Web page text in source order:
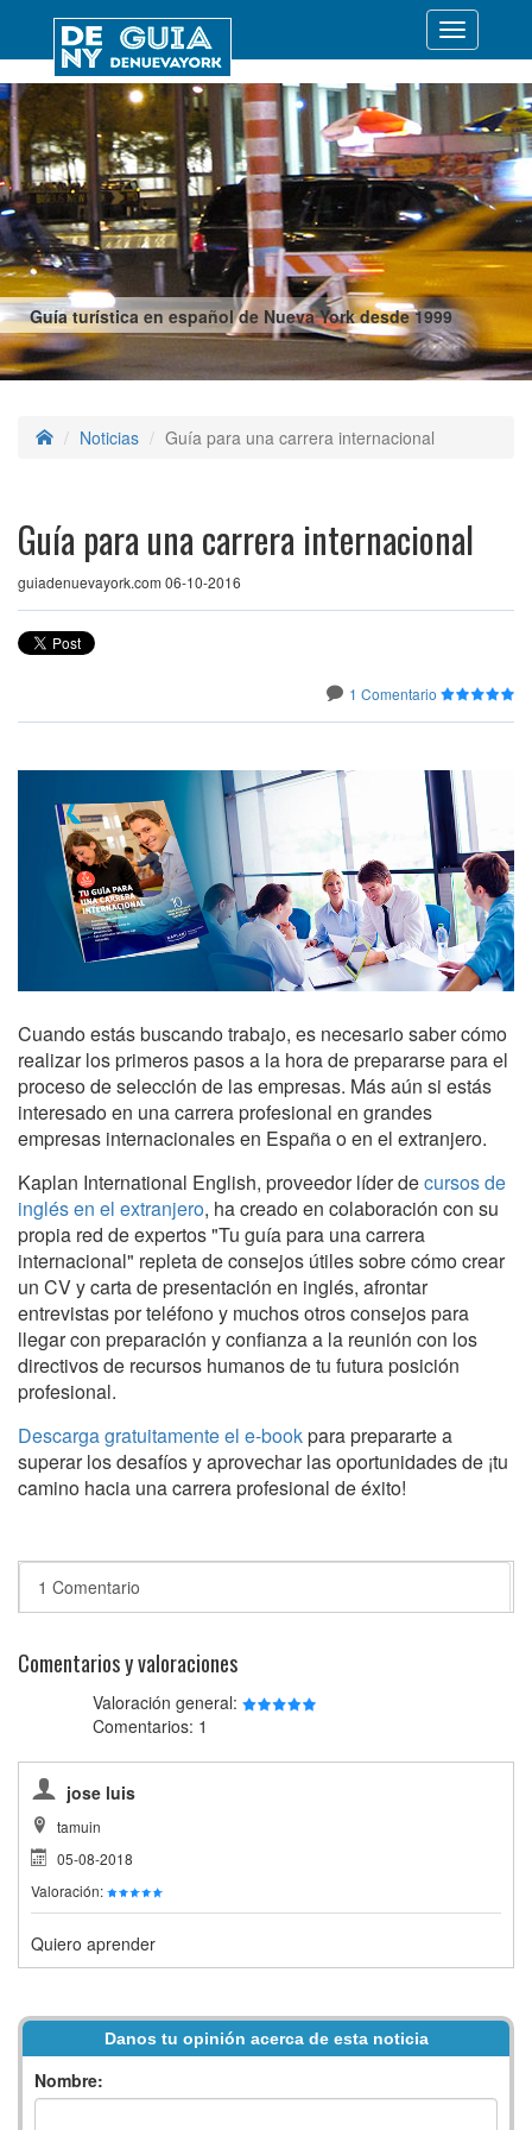
Guía turística en español de Nueva York desde 1999
Desplegar
Noticias Guía para una carrera internacional
Guía para una carrera internacional
guiadenuevayork.com 06-10-2016
1 Comentario
Cuando estás buscando trabajo, es necesario saber cómo
realizar los primeros pasos a la hora de prepararse para el
proceso de selección de las empresas. Más aún si estás
interesado en una carrera profesional en grandes
empresas internacionales en España o en el extranjero.
Kaplan International English, proveedor líder decursos de
inglés en el extranjero, ha creado en colaboración con su
propia red de expertos "Tu guía para una carrera
internacional" repleta de consejos útiles sobre cómo crear
un CV y carta de presentación en inglés, afrontar
entrevistas por teléfono y muchos otros consejos para
llegar con preparación y confianza a la reunión con los
directivos de recursos humanos de tu futura posición
profesional.
Descarga gratuitamente el e-bookpara prepararte a
superar los desafíos y aprovechar las oportunidades de ¡tu
camino hacia una carrera profesional de éxito!
1 Comentario
Comentarios y valoraciones
Valoración general:
Comentarios: 1
jose luis
tamuin
05-08-2018
Valoración:
Quiero aprender
Danos tu opinión acerca de esta noticia
Nombre: